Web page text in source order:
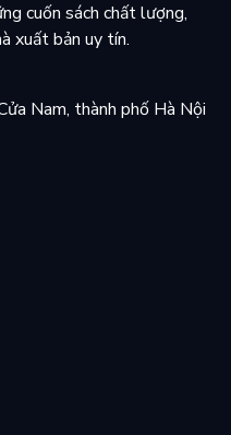
cuốn sách chất lượng,
xuất bản uy tín.
Nam, thành phố Hà Nội